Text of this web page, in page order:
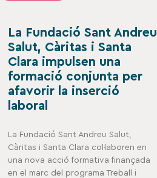
La Fundació Sant Andreu
Salut, Càritas i Santa
Clara impulsen una
formació conjunta per
afavorir la inserció
laboral
La Fundació Sant Andreu Salut,
Càritas i Santa Clara col·laboren en
una nova acció formativa finançada
en el marc del programa Treball i